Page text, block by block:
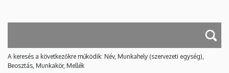
A keresés a következőkre működik: Név, Munkahely (szervezeti egység),
Beosztás, Munkakör, Mellék